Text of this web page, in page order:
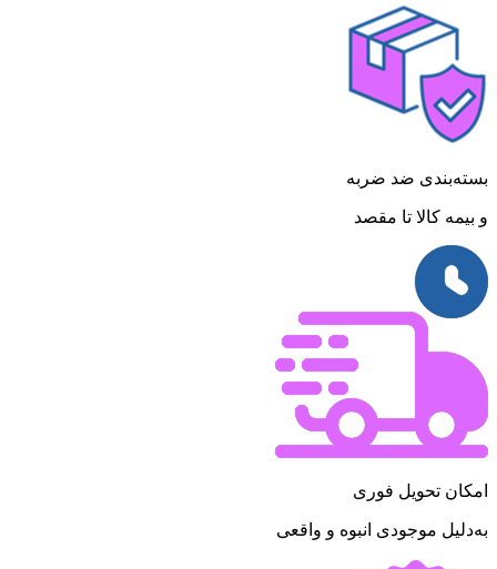
بسته‌بندی ضد ضربه
و بیمه کالا تا مقصد
امکان تحویل فوری
به‌دلیل موجودی انبوه و واقعی